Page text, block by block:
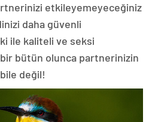
etkileyemeyeceğiniz
daha güvenli
ile kaliteli ve seksi
bir bütün olunca partnerinizin
değil!